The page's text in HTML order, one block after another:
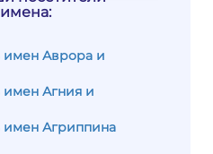
имен Аврора и
имен Агния и
имен Агриппина